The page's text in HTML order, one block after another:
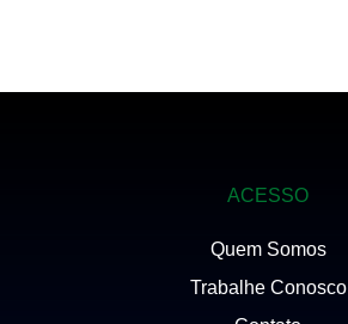
ACESSO
Quem Somos
Trabalhe Conosco